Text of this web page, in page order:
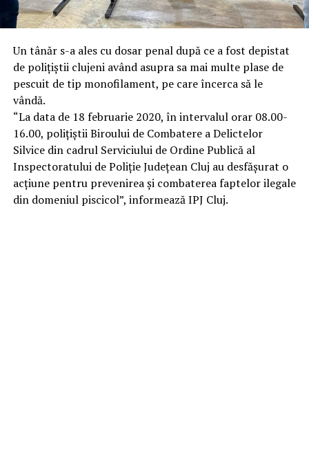
Un tânăr s-a ales cu dosar penal după ce a fost depistat
de polițiștii clujeni având asupra sa mai multe plase de
pescuit de tip monofilament, pe care încerca să le
vândă.
“La data de 18 februarie 2020, în intervalul orar 08.00-
16.00, polițiștii Biroului de Combatere a Delictelor
Silvice din cadrul Serviciului de Ordine Publică al
Inspectoratului de Poliție Județean Cluj au desfășurat o
acțiune pentru prevenirea și combaterea faptelor ilegale
din domeniul piscicol”, informează IPJ Cluj.